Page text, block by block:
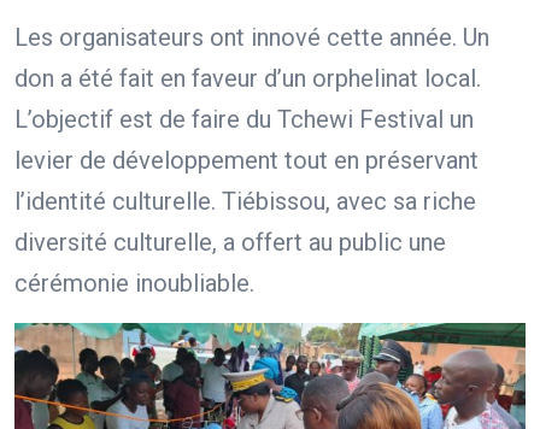
Les organisateurs ont innové cette année. Un
don a été fait en faveur d’un orphelinat local.
L’objectif est de faire du Tchewi Festival un
levier de développement tout en préservant
l’identité culturelle. Tiébissou, avec sa riche
diversité culturelle, a offert au public une
cérémonie inoubliable.